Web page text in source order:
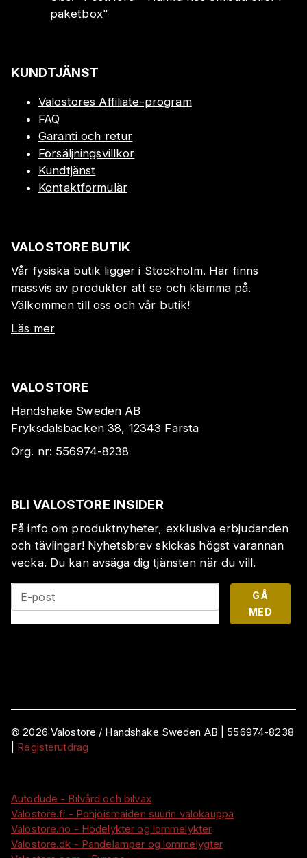
paketbox"
KUNDTJÄNST
Valostores Affiliate-program
FAQ
Garanti och retur
Försäljningsvillkor
Kundtjänst
Kontaktformulär
VALOSTORE BUTIK
Vår fysiska butik ligger i Stockholm. Här finns
massvis av produkter att se och klämma på.
Välkommen till oss och vår butik!
Läs mer
VALOSTORE
Handshake Sweden AB
Fryksdalsbacken 38, 12343 Farsta
Org. nr: 556974-8238
BLI VALOSTORE INSIDER
Få info om produktnyheter, exklusiva erbjudanden
och tävlingar! Nyhetsbrev skickas högst varannan
vecka. Du kan avsäga dig tjänsten när du vill.
E-post
GÅ
MED
©2026 Valostore / Handshake Sweden AB
556974-8238
Registerutdrag
Autodude - Bilvård och bilvax
Valostore.fi - Pohjoismaiden suurin valokauppa
Valostore.no - Hodelykter og lommelykter
Valostore.dk - Pandelamper og lommelygter